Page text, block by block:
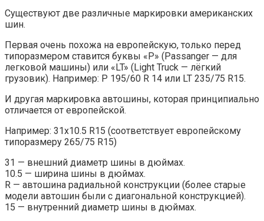
Существуют две различные маркировки американских
шин.
Первая очень похожа на европейскую, только перед
типоразмером ставится буквы «P» (Passanger — для
легковой машины) или «LT» (Light Truck — лёгкий
грузовик). Например: P 195/60 R 14 или LT 235/75 R15.
И другая маркировка автошины, которая принципиально
отличается от европейской.
Например: 31х10.5 R15 (соответствует европейскому
типоразмеру 265/75 R15)
31 — внешний диаметр шины в дюймах.
10.5 — ширина шины в дюймах.
R — автошина радиальной конструкции (более старые
модели автошин были с диагональной конструкцией).
15 — внутренний диаметр шины в дюймах.